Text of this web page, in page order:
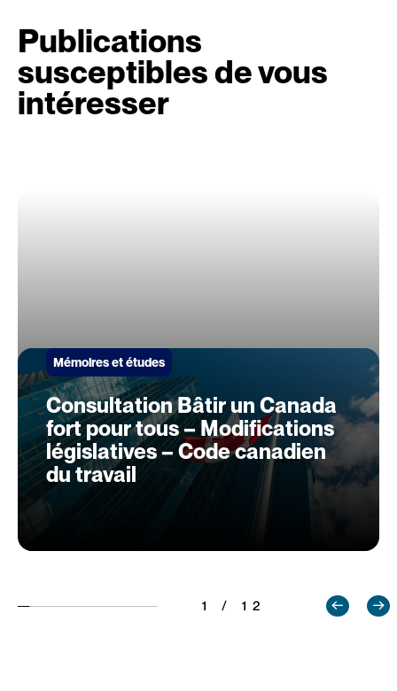
Publications
susceptibles de vous
intéresser
Mémoires et études
Consultation Bâtir un Canada
fort pour tous – Modifications
législatives – Code canadien
du travail
1 / 12